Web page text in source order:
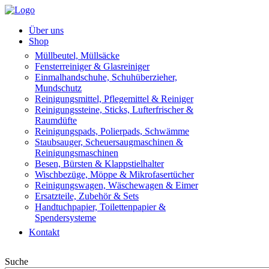
Über uns
Shop
Müllbeutel, Müllsäcke
Fensterreiniger & Glasreiniger
Einmalhandschuhe, Schuhüberzieher,
Mundschutz
Reinigungsmittel, Pflegemittel & Reiniger
Reinigungssteine, Sticks, Lufterfrischer &
Raumdüfte
Reinigungspads, Polierpads, Schwämme
Staubsauger, Scheuersaugmaschinen &
Reinigungsmaschinen
Besen, Bürsten & Klappstielhalter
Wischbezüge, Möppe & Mikrofasertücher
Reinigungswagen, Wäschewagen & Eimer
Ersatzteile, Zubehör & Sets
Handtuchpapier, Toilettenpapier &
Spendersysteme
Kontakt
Suche